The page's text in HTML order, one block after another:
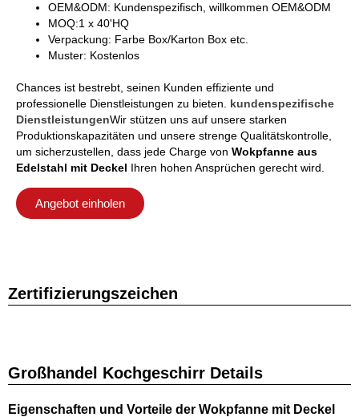
OEM&ODM: Kundenspezifisch, willkommen OEM&ODM
MOQ:1 x 40'HQ
Verpackung: Farbe Box/Karton Box etc.
Muster: Kostenlos
Chances ist bestrebt, seinen Kunden effiziente und
professionelle Dienstleistungen zu bieten. kundenspezifische
DienstleistungenWir stützen uns auf unsere starken
Produktionskapazitäten und unsere strenge Qualitätskontrolle,
um sicherzustellen, dass jede Charge von Wokpfanne aus
Edelstahl mit Deckel Ihren hohen Ansprüchen gerecht wird.
Angebot einholen
Zertifizierungszeichen
Großhandel Kochgeschirr Details
Eigenschaften und Vorteile der Wokpfanne mit Deckel